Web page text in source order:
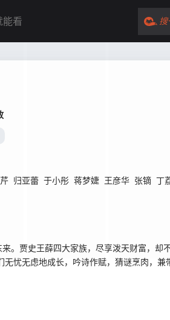
搜
归亚蕾 于小彤 蒋梦婕 王彦华 张镝 丁
贾史王薛四大家族，尽享泼天财富，却
无忧无虑地成长，吟诗作赋，猜谜烹肉，